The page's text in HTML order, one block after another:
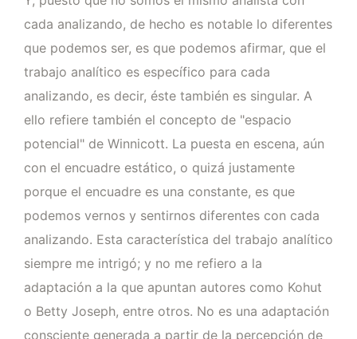
cada analizando, de hecho es notable lo diferentes
que podemos ser, es que podemos afirmar, que el
trabajo analítico es específico para cada
analizando, es decir, éste también es singular. A
ello refiere también el concepto de "espacio
potencial" de Winnicott. La puesta en escena, aún
con el encuadre estático, o quizá justamente
porque el encuadre es una constante, es que
podemos vernos y sentirnos diferentes con cada
analizando. Esta característica del trabajo analítico
siempre me intrigó; y no me refiero a la
adaptación a la que apuntan autores como Kohut
o Betty Joseph, entre otros. No es una adaptación
consciente generada a partir de la percepción de